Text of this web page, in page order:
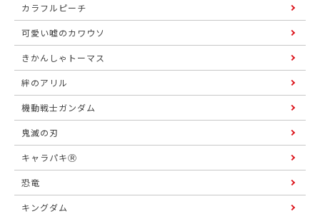
カラフルピーチ
可愛い嘘のカワウソ
きかんしゃトーマス
絆のアリル
機動戦士ガンダム
鬼滅の刃
キャラパキⓇ
恐竜
キングダム